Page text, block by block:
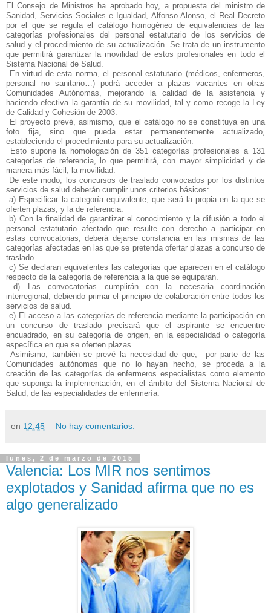
El Consejo de Ministros ha aprobado hoy, a propuesta del ministro de
Sanidad, Servicios Sociales e Igualdad, Alfonso Alonso, el Real Decreto
por el que se regula el catálogo homogéneo de equivalencias de las
categorías profesionales del personal estatutario de los servicios de
salud y el procedimiento de su actualización. Se trata de un instrumento
que permitirá garantizar la movilidad de estos profesionales en todo el
Sistema Nacional de Salud.
En virtud de esta norma, el personal estatutario (médicos, enfermeros,
personal no sanitario…) podrá acceder a plazas vacantes en otras
Comunidades Autónomas, mejorando la calidad de la asistencia y
haciendo efectiva la garantía de su movilidad, tal y como recoge la Ley
de Calidad y Cohesión de 2003.
El proyecto prevé, asimismo, que el catálogo no se constituya en una
foto fija, sino que pueda estar permanentemente actualizado,
estableciendo el procedimiento para su actualización.
Esto supone la homologación de 351 categorías profesionales a 131
categorías de referencia, lo que permitirá, con mayor simplicidad y de
manera más fácil, la movilidad.
De este modo, los concursos de traslado convocados por los distintos
servicios de salud deberán cumplir unos criterios básicos:
a) Especificar la categoría equivalente, que será la propia en la que se
oferten plazas, y la de referencia.
b) Con la finalidad de garantizar el conocimiento y la difusión a todo el
personal estatutario afectado que resulte con derecho a participar en
estas convocatorias, deberá dejarse constancia en las mismas de las
categorías afectadas en las que se pretenda ofertar plazas a concurso de
traslado.
c) Se declaran equivalentes las categorías que aparecen en el catálogo
respecto de la categoría de referencia a la que se equiparan.
d) Las convocatorias cumplirán con la necesaria coordinación
interregional, debiendo primar el principio de colaboración entre todos los
servicios de salud.
e) El acceso a las categorías de referencia mediante la participación en
un concurso de traslado precisará que el aspirante se encuentre
encuadrado, en su categoría de origen, en la especialidad o categoría
específica en que se oferten plazas.
Asimismo, también se prevé la necesidad de que, por parte de las
Comunidades autónomas que no lo hayan hecho, se proceda a la
creación de las categorías de enfermeros especialistas como elemento
que suponga la implementación, en el ámbito del Sistema Nacional de
Salud, de las especialidades de enfermería.
en 12:45 No hay comentarios:
lunes, 2 de marzo de 2015
Valencia: Los MIR nos sentimos
explotados y Sanidad afirma que no es
algo generalizado